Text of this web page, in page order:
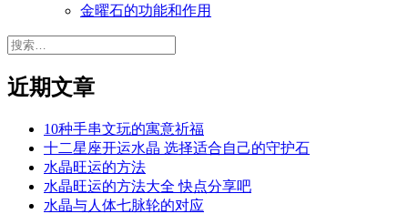
金曜石的功能和作用
搜
近期文章
10种手串文玩的寓意祈福
十二星座开运水晶 选择适合自己的守护石
水晶旺运的方法
水晶旺运的方法大全 快点分享吧
水晶与人体七脉轮的对应